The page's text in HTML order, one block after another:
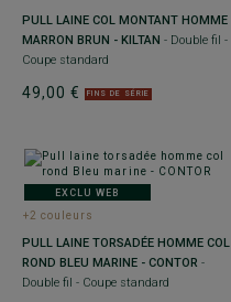
PULL LAINE COL MONTANT HOMME
MARRON BRUN - KILTAN - Double fil -
Coupe standard
49,00 € FINS DE SÉRIE
EXCLU WEB
+2 couleurs
PULL LAINE TORSADÉE HOMME COL
ROND BLEU MARINE - CONTOR -
Double fil - Coupe standard